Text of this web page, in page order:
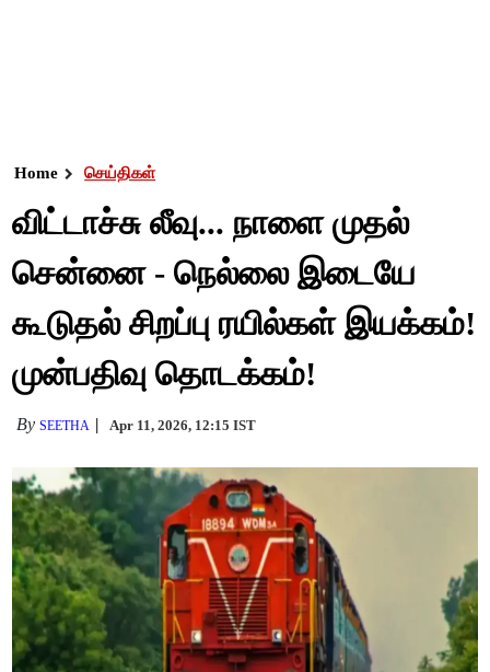
Home செய்திகள்
விட்டாச்சு லீவு... நாளை முதல்
சென்னை - நெல்லை இடையே
கூடுதல் சிறப்பு ரயில்கள் இயக்கம்!
முன்பதிவு தொடக்கம்!
BySEETHA Apr 11, 2026, 12:15 IST